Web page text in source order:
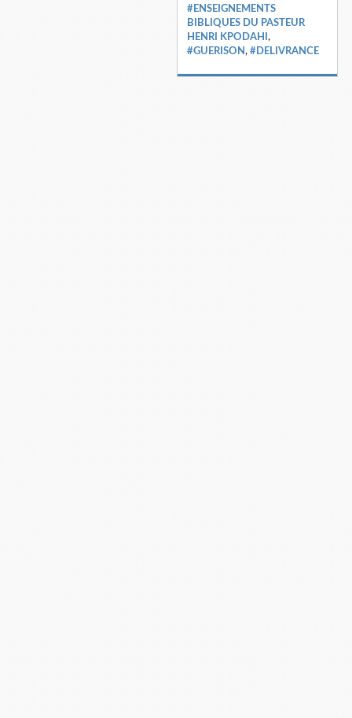
#ENSEIGNEMENTS
BIBLIQUES DU PASTEUR
HENRI KPODAHI ,
#GUERISON, #DELIVRANCE